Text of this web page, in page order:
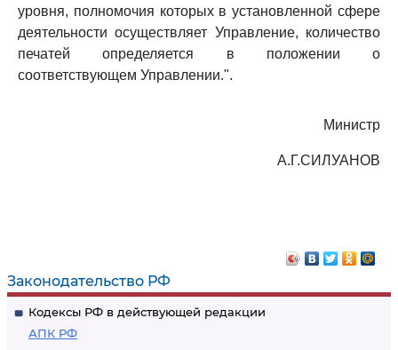
Законодательство РФ
Кодексы РФ в действующей редакции
АПК РФ
уровня, полномочия которых в установленной сфере
деятельности осуществляет Управление, количество
печатей определяется в положении о
соответствующем Управлении.".
Министр
А.Г.СИЛУАНОВ